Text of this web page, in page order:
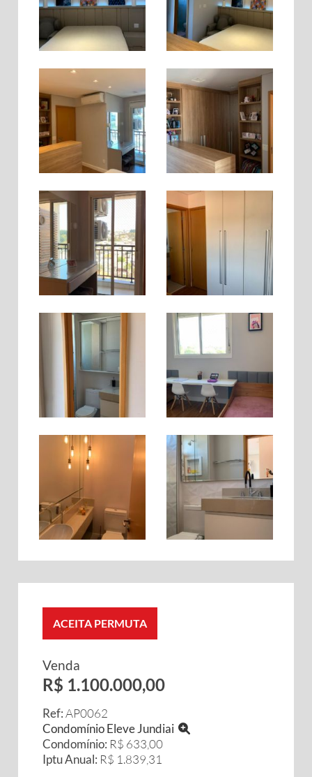
ACEITA PERMUTA
Venda
R$ 1.100.000,00
Ref:AP0062
Condomínio Eleve Jundiai
Condomínio: R$ 633,00
Iptu Anual: R$ 1.839,31